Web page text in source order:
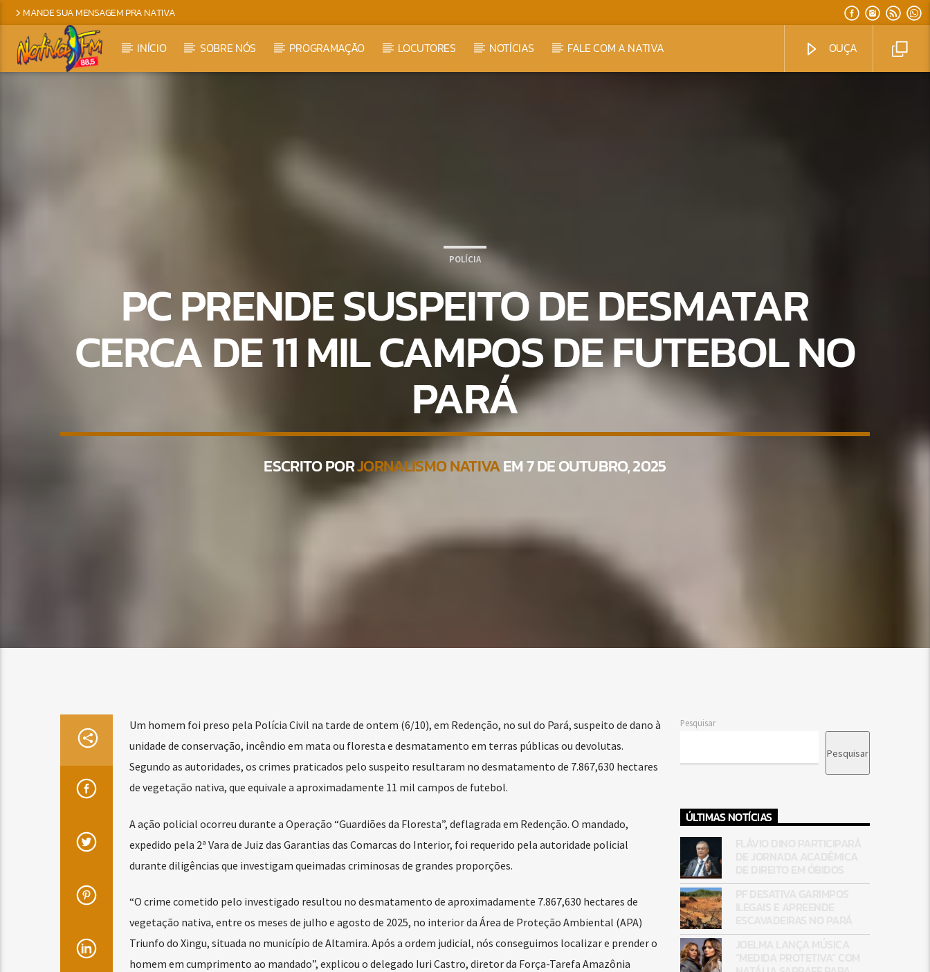
MANDE SUA MENSAGEM PRA NATIVA
INÍCIO SOBRE NÓS PROGRAMAÇÃO LOCUTORES NOTÍCIAS FALE COM A NATIVA OUÇA
POLÍCIA
PC PRENDE SUSPEITO DE DESMATAR
CERCA DE 11 MIL CAMPOS DE FUTEBOL NO
PARÁ
ESCRITO PORJORNALISMO NATIVAEM 7 DE OUTUBRO, 2025
Um homem foi preso pela Polícia Civil na tarde de ontem (6/10), em Redenção, no sul do Pará, suspeito de dano à
unidade de conservação, incêndio em mata ou floresta e desmatamento em terras públicas ou devolutas.
Segundo as autoridades, os crimes praticados pelo suspeito resultaram no desmatamento de 7.867,630 hectares
de vegetação nativa, que equivale a aproximadamente 11 mil campos de futebol.
A ação policial ocorreu durante a Operação “Guardiões da Floresta”, deflagrada em Redenção. O mandado,
expedido pela 2ª Vara de Juiz das Garantias das Comarcas do Interior, foi requerido pela autoridade policial
durante diligências que investigam queimadas criminosas de grandes proporções.
“O crime cometido pelo investigado resultou no desmatamento de aproximadamente 7.867,630 hectares de
vegetação nativa, entre os meses de julho e agosto de 2025, no interior da Área de Proteção Ambiental (APA)
Triunfo do Xingu, situada no município de Altamira. Após a ordem judicial, nós conseguimos localizar e prender o
homem em cumprimento ao mandado”, explicou o delegado Iuri Castro, diretor da Força-Tarefa Amazônia
Pesquisar
Pesquisar
ÚLTIMAS NOTÍCIAS